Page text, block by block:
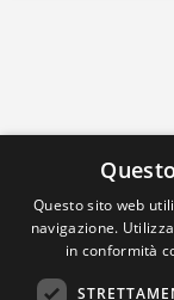
Questo sito web
navigazione.
in conformità